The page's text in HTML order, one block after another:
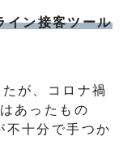
イン接客ツール
が、コロナ禍
あったもの
不十分で手つか